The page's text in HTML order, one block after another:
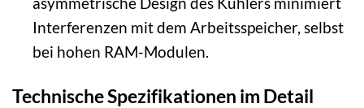
Interferenzen mit dem Arbeitsspeicher, selbst
bei hohen RAM-Modulen.
Technische Spezifikationen im Detail